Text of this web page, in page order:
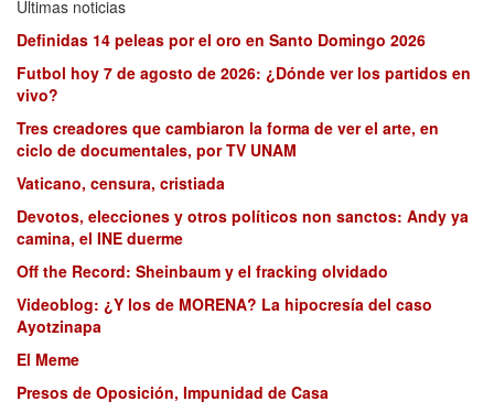
Últimas noticias
Definidas 14 peleas por el oro en Santo Domingo 2026
Futbol hoy 7 de agosto de 2026: ¿Dónde ver los partidos en
vivo?
Tres creadores que cambiaron la forma de ver el arte, en
ciclo de documentales, por TV UNAM
Vaticano, censura, cristiada
Devotos, elecciones y otros políticos non sanctos: Andy ya
camina, el INE duerme
Off the Record: Sheinbaum y el fracking olvidado
Videoblog: ¿Y los de MORENA? La hipocresía del caso
Ayotzinapa
El Meme
Presos de Oposición, Impunidad de Casa